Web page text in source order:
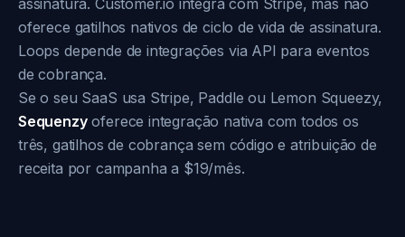
assinatura. Customer.io integra com Stripe, mas não
oferece gatilhos nativos de ciclo de vida de assinatura.
Loops depende de integrações via API para eventos
de cobrança.
Se o seu SaaS usa Stripe, Paddle ou Lemon Squeezy,
Sequenzyoferece integração nativa com todos os
três, gatilhos de cobrança sem código e atribuição de
receita por campanha a $19/mês.